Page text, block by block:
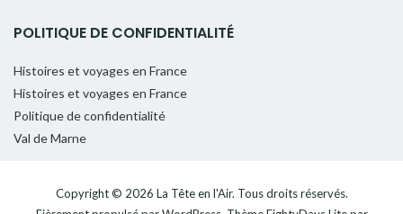
POLITIQUE DE CONFIDENTIALITÉ
Histoires et voyages en France
Histoires et voyages en France
Politique de confidentialité
Val de Marne
Copyright © 2026 La Tête en l'Air. Tous droits réservés.